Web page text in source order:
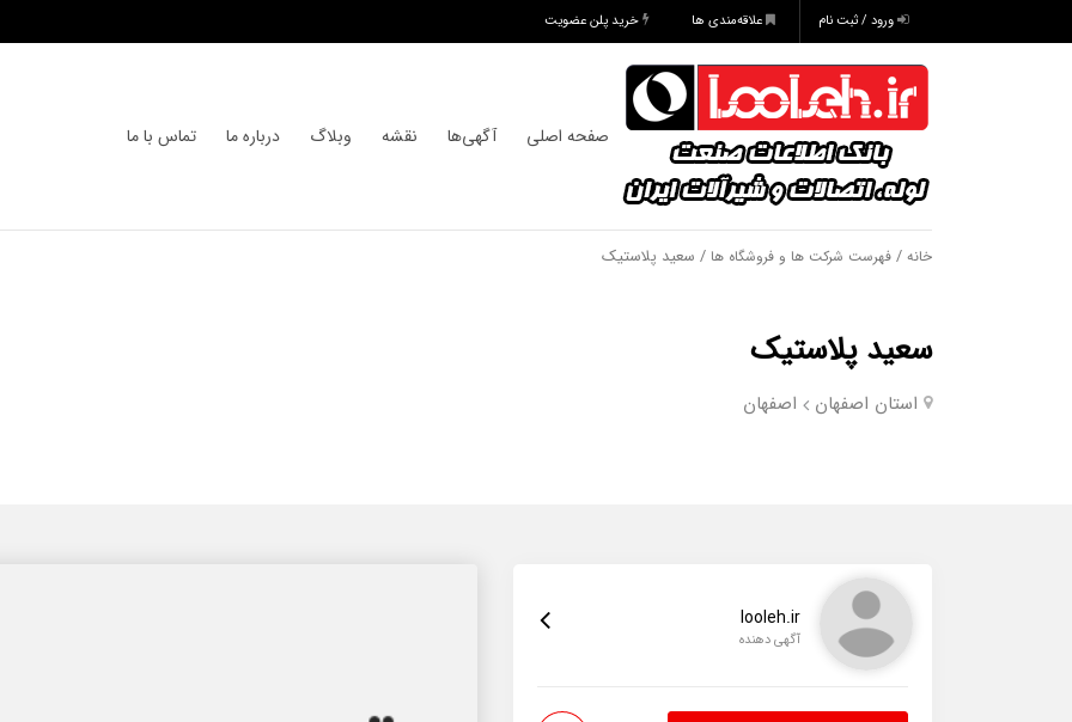
ورود / ثبت نام علاقه‌مندی ها خرید پلن عضویت
صفحه اصلی آگهی‌ها نقشه وبلاگ درباره ما تماس با ما
خانه / فهرست شرکت ها و فروشگاه ها / سعید پلاستیک
سعید پلاستیک
استان اصفهان اصفهان
looleh.ir
آگهی دهنده